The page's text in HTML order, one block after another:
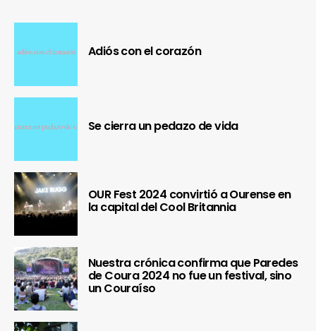
Adiós con el corazón
Se cierra un pedazo de vida
OUR Fest 2024 convirtió a Ourense en
la capital del Cool Britannia
Nuestra crónica confirma que Paredes
de Coura 2024 no fue un festival, sino
un Couraíso